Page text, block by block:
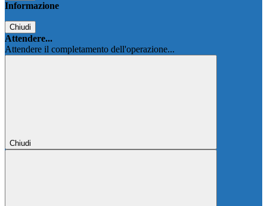
Informazione
Chiudi
Attendere...
Attendere il completamento dell'operazione...
Chiudi